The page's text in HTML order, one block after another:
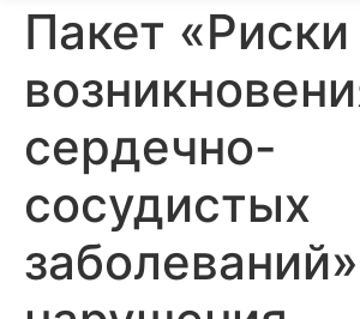
Пакет «Риски
сердечно-
сосудистых